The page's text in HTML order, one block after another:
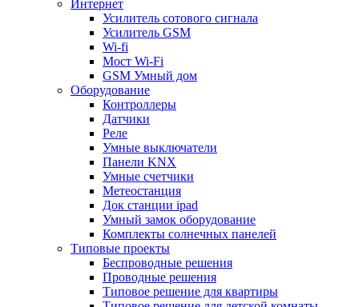
Интернет
Усилитель сотового сигнала
Усилитель GSM
Wi-fi
Мост Wi-Fi
GSM Умный дом
Оборудование
Контроллеры
Датчики
Реле
Умные выключатели
Панели KNX
Умные счетчики
Метеостанция
Док станции ipad
Умный замок оборудование
Комплекты солнечных панелей
Типовые проекты
Беспроводные решения
Проводные решения
Типовое решение для квартиры